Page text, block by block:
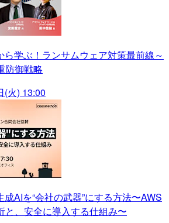
ら学ぶ！ランサムウェア対策最前線～
防御戦略
(火) 13:00
成AIを“会社の武器”にする方法〜AWS
と、安全に導入する仕組み〜